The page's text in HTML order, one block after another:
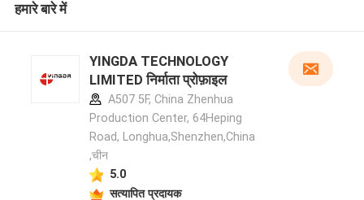
हमारे बारे में
YINGDA TECHNOLOGY
LIMITED निर्माता प्रोफ़ाइल
A507 5F, China Zhenhua
Production Center, 64Heping
Road, Longhua,Shenzhen,China
,चीन
5.0
सत्यापित प्रदायक